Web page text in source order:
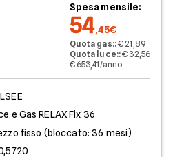
Spesa mensile:
54,45€
Quota gas::€ 21,89
Quota luce::€ 32,56
€ 653,41/anno
e Gas RELAX Fix 36
fisso (bloccato: 36 mesi)